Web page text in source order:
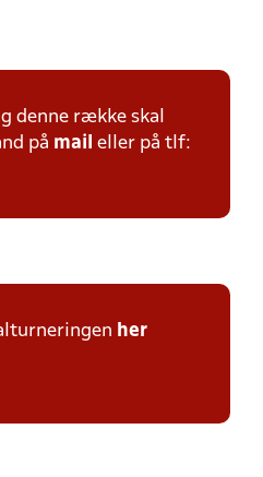
denne række skal
på mail eller på tlf:
her